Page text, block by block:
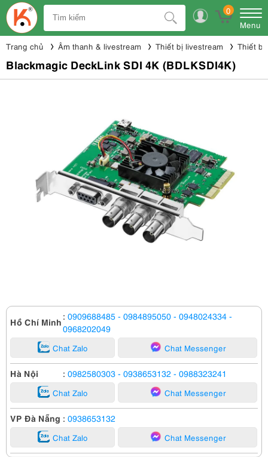
0
Menu
Trang chủ Âm thanh & livestream Thiết bị livestream Thiết bị
Blackmagic DeckLink SDI 4K (BDLKSDI4K)
Hồ Chí Minh : 0909688485 - 0984895050 - 0948024334 -
0968202049
Chat Zalo Chat Messenger
Hà Nội : 0982580303 - 0938653132 - 0988323241
Chat Zalo Chat Messenger
VP Đà Nẵng : 0938653132
Chat Zalo Chat Messenger